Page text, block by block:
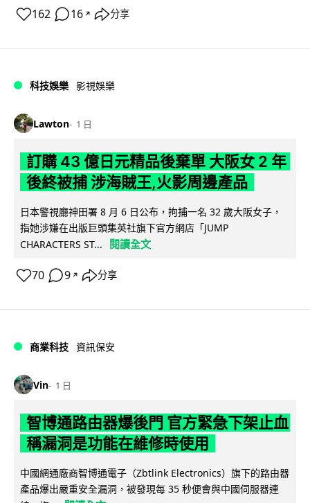
162 16 ↗ 分享
科技娛樂 影視娛樂
Lawton 1 日
訂購 43 億日元精品後棄單 大阪女 2 年
後終被捕 涉海賊王,火影周邊產品
日本警視廳神田署 8 月 6 日公布，拘捕一名 32 歲大阪女子，
指她涉嫌在出版巨頭集英社旗下官方網店「JUMP
CHARACTERS ST...
閱讀全文
70 9 ↗ 分享
商業科技 資訊保安
Vin 1 日
智博通路由器爆後門 官方緊急下架止血
稱漏洞是功能在維修時使用
中國網通廠商智博通電子（Zbtlink Electronics）旗下的路由器
產品爆出嚴重安全漏洞，被發現每 35 秒便會與中國伺服器連